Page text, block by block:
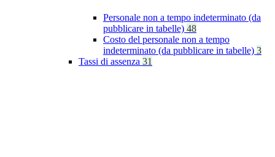
Personale non a tempo indeterminato (da
pubblicare in tabelle) 48
Costo del personale non a tempo
indeterminato (da pubblicare in tabelle) 3
Tassi di assenza 31